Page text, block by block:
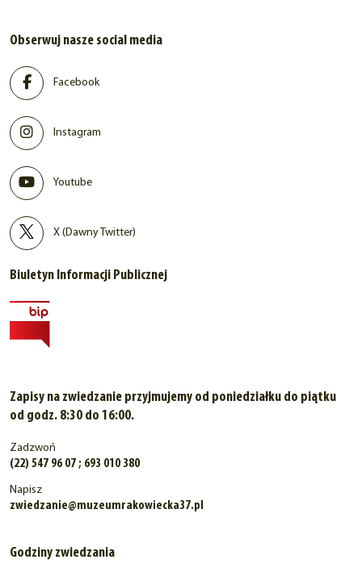
Obserwuj nasze social media
Facebook
Instagram
Youtube
X (Dawny Twitter)
Biuletyn Informacji Publicznej
Zapisy na zwiedzanie przyjmujemy od poniedziałku do piątku
od godz. 8:30 do 16:00.
Zadzwoń
(22) 547 96 07 ; 693 010 380
Napisz
zwiedzanie@muzeumrakowiecka37.pl
Godziny zwiedzania